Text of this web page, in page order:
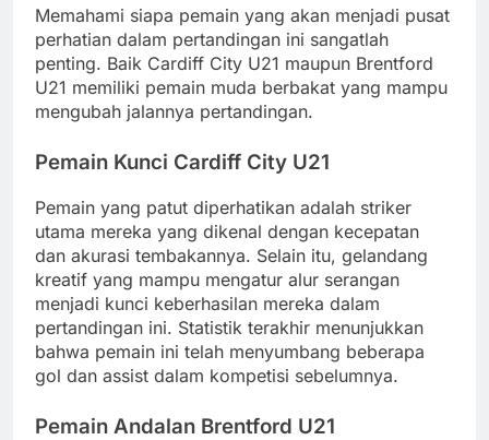
Memahami siapa pemain yang akan menjadi pusat
perhatian dalam pertandingan ini sangatlah
penting. Baik Cardiff City U21 maupun Brentford
U21 memiliki pemain muda berbakat yang mampu
mengubah jalannya pertandingan.
Pemain Kunci Cardiff City U21
Pemain yang patut diperhatikan adalah striker
utama mereka yang dikenal dengan kecepatan
dan akurasi tembakannya. Selain itu, gelandang
kreatif yang mampu mengatur alur serangan
menjadi kunci keberhasilan mereka dalam
pertandingan ini. Statistik terakhir menunjukkan
bahwa pemain ini telah menyumbang beberapa
gol dan assist dalam kompetisi sebelumnya.
Pemain Andalan Brentford U21